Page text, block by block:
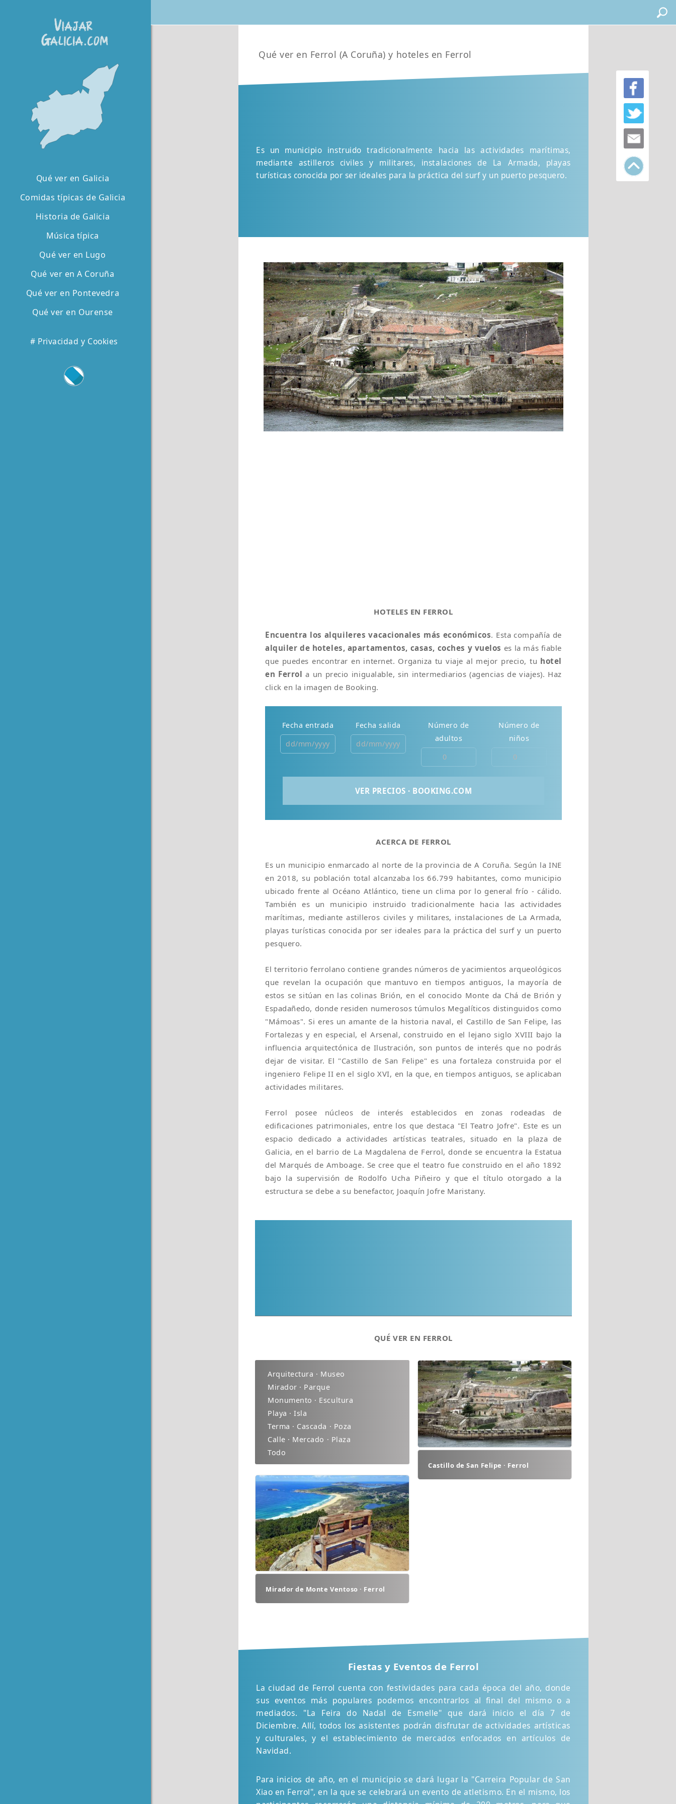
Qué ver en Ferrol (A Coruña) y hoteles en Ferrol
Es un municipio instruido tradicionalmente hacia las actividades marítimas,
mediante astilleros civiles y militares, instalaciones de La Armada, playas
turísticas conocida por ser ideales para la práctica del surf y un puerto pesquero.
HOTELES EN FERROL
Encuentra los alquileres vacacionales más económicos. Esta compañía de
alquiler de hoteles, apartamentos, casas, coches y vuelos es la más fiable
que puedes encontrar en internet. Organiza tu viaje al mejor precio, tu hotel
en Ferrol a un precio inigualable, sin intermediarios (agencias de viajes). Haz
click en la imagen de Booking.
Fecha entrada Fecha salida
Número de
adultos
Número de
niños
ACERCA DE FERROL
Es un municipio enmarcado al norte de la provincia de A Coruña. Según la INE
en 2018, su población total alcanzaba los 66.799 habitantes, como municipio
ubicado frente al Océano Atlántico, tiene un clima por lo general frío - cálido.
También es un municipio instruido tradicionalmente hacia las actividades
marítimas, mediante astilleros civiles y militares, instalaciones de La Armada,
playas turísticas conocida por ser ideales para la práctica del surf y un puerto
pesquero.
El territorio ferrolano contiene grandes números de yacimientos arqueológicos
que revelan la ocupación que mantuvo en tiempos antiguos, la mayoría de
estos se sitúan en las colinas Brión, en el conocido Monte da Chá de Brión y
Espadañedo, donde residen numerosos túmulos Megalíticos distinguidos como
"Mámoas". Si eres un amante de la historia naval, el Castillo de San Felipe, las
Fortalezas y en especial, el Arsenal, construido en el lejano siglo XVIII bajo la
influencia arquitectónica de Ilustración, son puntos de interés que no podrás
dejar de visitar. El "Castillo de San Felipe" es una fortaleza construida por el
ingeniero Felipe II en el siglo XVI, en la que, en tiempos antiguos, se aplicaban
actividades militares.
Ferrol posee núcleos de interés establecidos en zonas rodeadas de
edificaciones patrimoniales, entre los que destaca "El Teatro Jofre". Este es un
espacio dedicado a actividades artísticas teatrales, situado en la plaza de
Galicia, en el barrio de La Magdalena de Ferrol, donde se encuentra la Estatua
del Marqués de Amboage. Se cree que el teatro fue construido en el año 1892
bajo la supervisión de Rodolfo Ucha Piñeiro y que el título otorgado a la
estructura se debe a su benefactor, Joaquín Jofre Maristany.
QUÉ VER EN FERROL
Arquitectura · Museo
Mirador · Parque
Monumento · Escultura
Playa · Isla
Terma · Cascada · Poza
Calle · Mercado · Plaza
Todo
Castillo de San Felipe · Ferrol
Mirador de Monte Ventoso · Ferrol
Fiestas y Eventos de Ferrol
La ciudad de Ferrol cuenta con festividades para cada época del año, donde
sus eventos más populares podemos encontrarlos al final del mismo o a
mediados. "La Feira do Nadal de Esmelle" que dará inicio el día 7 de
Diciembre. Allí, todos los asistentes podrán disfrutar de actividades artísticas
y culturales, y el establecimiento de mercados enfocados en artículos de
Navidad.
Para inicios de año, en el municipio se dará lugar la "Carreira Popular de San
Xiao en Ferrol", en la que se celebrará un evento de atletismo. En el mismo, los
Qué ver en Galicia
Comidas típicas de Galicia
Historia de Galicia
Música típica
Qué ver en Lugo
Qué ver en A Coruña
Qué ver en Pontevedra
Qué ver en Ourense
# Privacidad y Cookies